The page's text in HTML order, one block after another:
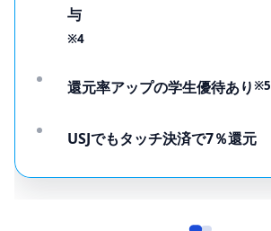
与
※4
還元率アップの学生優待あり※5
USJでもタッチ決済で7％還元